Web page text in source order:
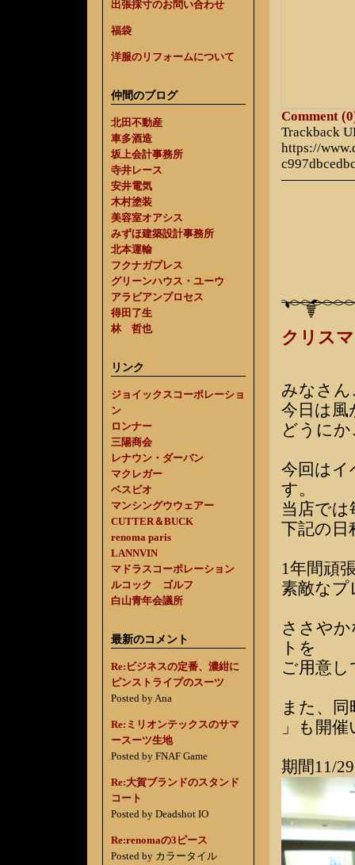
出張採寸のお問い合わせ
福袋
洋服のリフォームについて
仲間のブログ
北田不動産
車多酒造
坂上会計事務所
寺井レース
安井電気
木村塗装
美容室オアシス
みずほ建築設計事務所
北本運輸
フクナガプレス
グリーンハウス・ユーウ
アラビアンプロセス
得田了生
林 哲也
リンク
ジョイックスコーポレーショ
ン
ロンナー
三陽商会
レナウン・ダーバン
マクレガー
ベスビオ
マンシングウウェアー
CUTTER＆BUCK
renoma paris
LANNVIN
マドラスコーポレーション
ルコック ゴルフ
白山青年会議所
最新のコメント
Re:ビジネスの定番、濃紺に
ピンストライプのスーツ
Posted by Ana
Re:ミリオンテックスのサマ
ースーツ生地
Posted by FNAF Game
Re:大賀ブランドのスタンド
コート
Posted by Deadshot IO
Re:renomaの3ピース
Posted by カラータイル
Comment
Trackback
https://
クリス
みなさ
今日は風
どうに
今回は
す。
当店で
下記の日
1年間頑
素敵な
ささや
トを
ご用意
また、
」も開
期間11/